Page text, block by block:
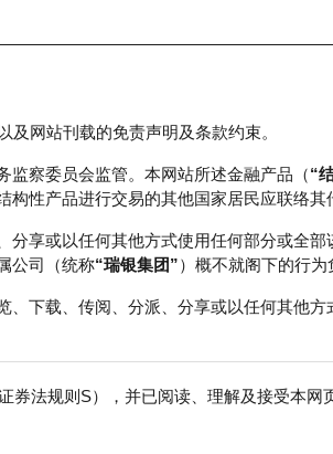
统计 瑞银轮证教室
及网站刊载的免责声明及条款约束。
监察委员会监管。本网站所述金融产品（“
性产品进行交易的其他国家居民应联络其
享或以任何其他方式使用任何部分或全
公司（统称“瑞银集团”）概不就阁下的行为
下载、传阅、分派、分享或以任何其他
券法规则S），并已阅读、理解及接受本网